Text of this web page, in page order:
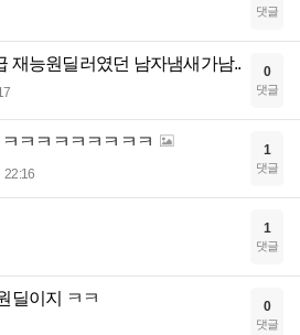
댓글
재능원딜러였던 남자냄새가남.. 0
댓글
ㅋㅋㅋㅋㅋㅋㅋㅋ
22:16
1
댓글
1
댓글
딜이지 ㅋㅋ 0
댓글